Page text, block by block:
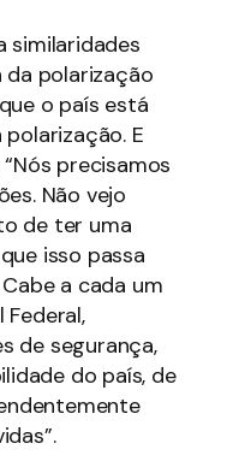
similaridades
da polarização
o país está
E
precisamos
Não vejo
de ter uma
isso passa
a cada um
Federal,
de segurança,
do país, de